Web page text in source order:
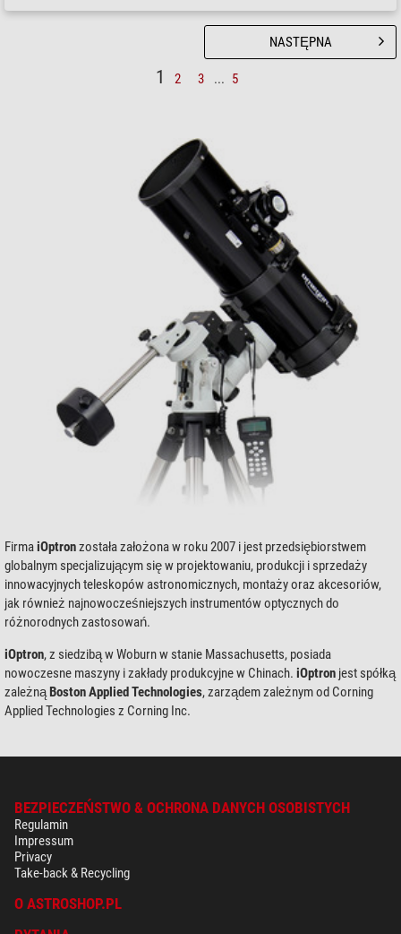
1 2 3 ... 5
NASTĘPNA
FirmaiOptronzostała założona w roku 2007 i jest przedsiębiorstwem
globalnym specjalizującym się w projektowaniu, produkcji i sprzedaży
innowacyjnych teleskopów astronomicznych, montaży oraz akcesoriów,
jak również najnowocześniejszych instrumentów optycznych do
różnorodnych zastosowań.
iOptron, z siedzibą w Woburn w stanie Massachusetts, posiada
nowoczesne maszyny i zakłady produkcyjne w Chinach. iOptron jest spółką
zależnąBoston Applied Technologies, zarządem zależnym od Corning
Applied Technologies z Corning Inc.
BEZPIECZEŃSTWO & OCHRONA DANYCH OSOBISTYCH
Regulamin
Impressum
Privacy
Take-back & Recycling
O ASTROSHOP.PL